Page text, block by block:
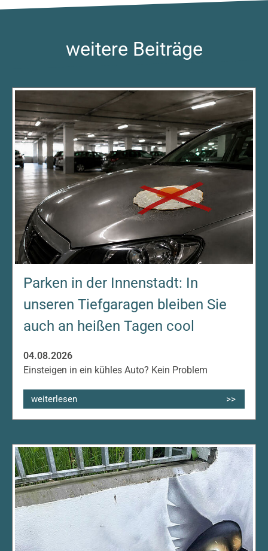
weitere Beiträge
Parken in der Innenstadt: In
unseren Tiefgaragen bleiben Sie
auch an heißen Tagen cool
04.08.2026
Einsteigen in ein kühles Auto? Kein Problem
weiterlesen